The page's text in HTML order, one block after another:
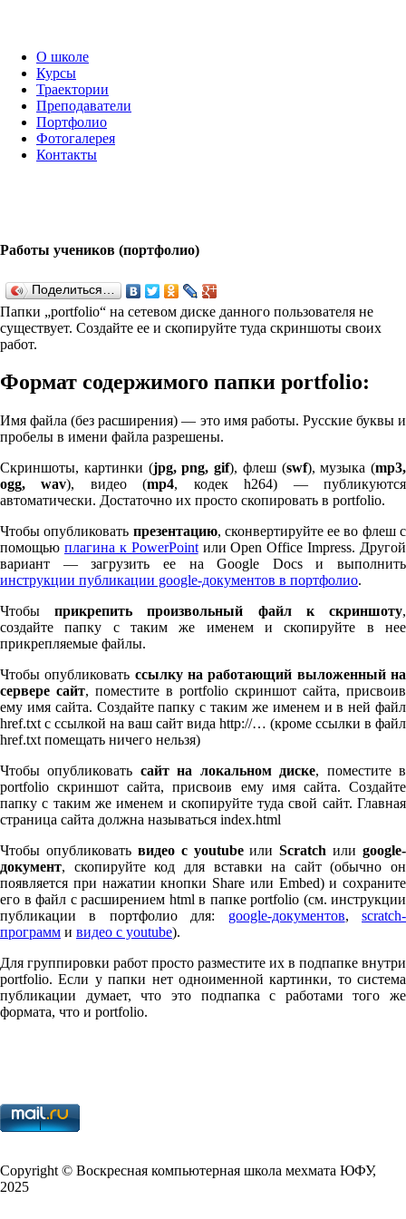
О школе
Курсы
Траектории
Преподаватели
Портфолио
Фотогалерея
Контакты
Работы учеников (портфолио)
Поделиться…
Папки „port­fo­lio“ на сетевом диске данного пользователя не
существует. Создайте ее и скопируйте туда скриншоты своих
работ.
Формат содержимого папки port­fo­lio:
Имя файла (без расширения) — это имя работы. Русские буквы и
пробелы в имени файла разрешены.
Скриншоты, картинки (jpg, png, gif), флеш (swf), музыка (mp3,
ogg, wav), видео (mp4, кодек h264) — публикуются
автоматически. Достаточно их просто скопировать в port­fo­lio.
Чтобы опубликовать презентацию, сконвертируйте ее во флеш с
помощью плагина к Pow­er­Pointили Open Office Impress. Другой
вариант — загрузить ее на Google Docs и выполнить
инструкции публикации google-документов в портфолио.
Чтобыприкрепить произвольный файл к скриншоту,
создайте папку с таким же именем и скопируйте в нее
прикрепляемые файлы.
Чтобы опубликовать ссылку на работающий выложенный на
сервере сайт, поместите в port­fo­lio скриншот сайта, присвоив
ему имя сайта. Создайте папку с таким же именем и в ней файл
href.txt с ссылкой на ваш сайт вида http://… (кроме ссылки в файл
href.txt помещать ничего нельзя)
Чтобы опубликовать сайт на локальном диске, поместите в
port­fo­lio скриншот сайта, присвоив ему имя сайта. Создайте
папку с таким же именем и скопируйте туда свой сайт. Главная
страница сайта должна называться index.html
Чтобы опубликовать видео с youtubeилиScratch или google-
документ, скопируйте код для вставки на сайт (обычно он
появляется при нажатии кнопки Share или Embed) и сохраните
его в файл с расширением html в папке port­fo­lio (см. инструкции
публикации в портфолио для: google-документов,scratch-
программ и видео с youtube).
Для группировки работ просто разместите их в подпапке внутри
port­fo­lio. Если у папки нет одноименной картинки, то система
публикации думает, что это подпапка с работами того же
формата, что и port­fo­lio.
Copy­right © Воскресная компьютерная школа мехмата ЮФУ,
2025